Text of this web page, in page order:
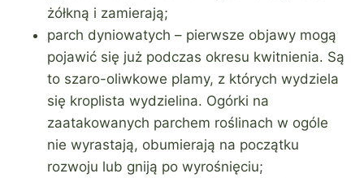
żółkną i zamierają;
parch dyniowatych – pierwsze objawy mogą
pojawić się już podczas okresu kwitnienia. Są
to szaro-oliwkowe plamy, z których wydziela
się kroplista wydzielina. Ogórki na
zaatakowanych parchem roślinach w ogóle
nie wyrastają, obumierają na początku
rozwoju lub gniją po wyrośnięciu;